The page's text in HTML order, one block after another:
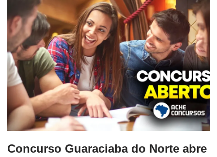
Concurso Guaraciaba do Norte abre